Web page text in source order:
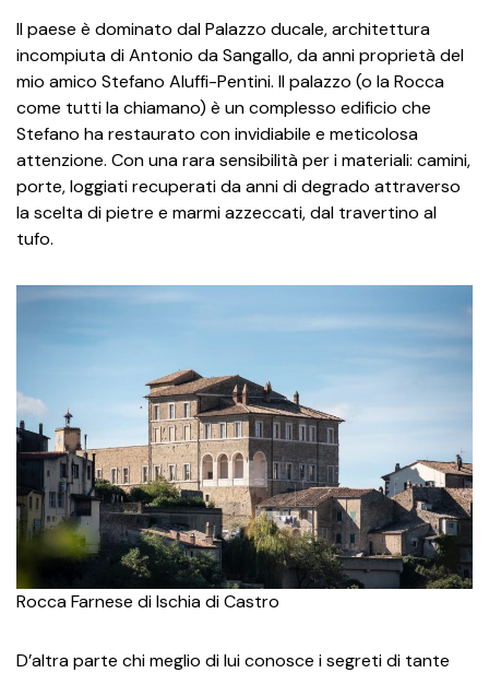
Il paese è dominato dal Palazzo ducale, architettura
incompiuta di Antonio da Sangallo, da anni proprietà del
mio amico Stefano Aluffi-Pentini. Il palazzo (o la Rocca
come tutti la chiamano) è un complesso edificio che
Stefano ha restaurato con invidiabile e meticolosa
attenzione. Con una rara sensibilità per i materiali: camini,
porte, loggiati recuperati da anni di degrado attraverso
la scelta di pietre e marmi azzeccati, dal travertino al
tufo.
Rocca Farnese di Ischia di Castro
D’altra parte chi meglio di lui conosce i segreti di tante